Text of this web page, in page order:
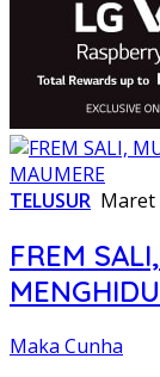
TELUSUR Maret
FREM
Maka Cunha